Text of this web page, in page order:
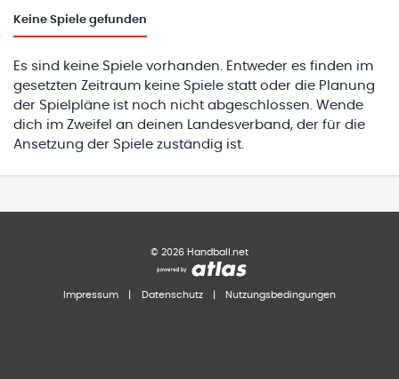
Keine Spiele gefunden
Es sind keine Spiele vorhanden. Entweder es finden im
gesetzten Zeitraum keine Spiele statt oder die Planung
der Spielpläne ist noch nicht abgeschlossen. Wende
dich im Zweifel an deinen Landesverband, der für die
Ansetzung der Spiele zuständig ist.
© 2026 Handball.net
Impressum Datenschutz Nutzungsbedingungen